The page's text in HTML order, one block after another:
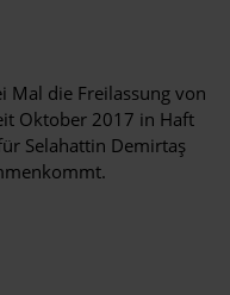
Mal die Freilassung von
Oktober 2017 in Haft
Selahattin Demirtaş